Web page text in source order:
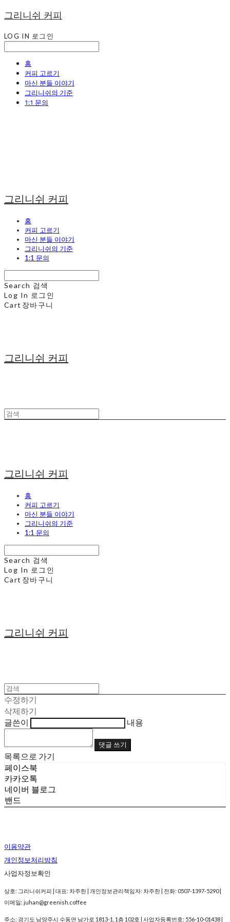
그리니쉬 커피
LOG IN 로그인
홈
커피 고르기
마신 분들 이야기
그리니쉬의 기준
1:1 문의
그리니쉬 커피
홈
커피 고르기
마신 분들 이야기
그리니쉬의 기준
1:1 문의
Search 검색
Log In 로그인
Cart 장바구니
그리니쉬 커피
그리니쉬 커피
홈
커피 고르기
마신 분들 이야기
그리니쉬의 기준
1:1 문의
Search 검색
Log In 로그인
Cart 장바구니
그리니쉬 커피
수정하기
삭제하기
글쓴이
내용
댓글 쓰기
목록으로 가기
페이스북
카카오톡
네이버 블로그
밴드
이용약관
개인정보처리방침
사업자정보확인
상호: 그리니쉬커피 | 대표: 차주한 | 개인정보관리책임자: 차주한 | 전화: 0507-1397-5290 |
이메일: juhan@greenish.coffee
주소: 경기도 남양주시 수동면 남가로 1813-1, 1층 102호 | 사업자등록번호: 556-10-01438 |